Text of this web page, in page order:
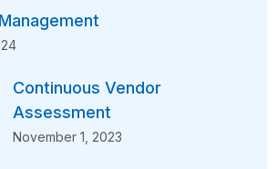
Continuous Vendor
Assessment
November 1, 2023